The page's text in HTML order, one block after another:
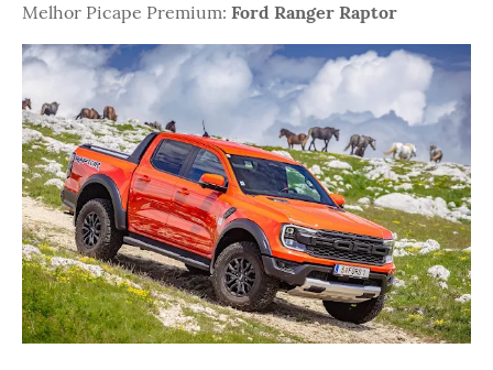
Melhor Picape Premium: Ford Ranger Raptor